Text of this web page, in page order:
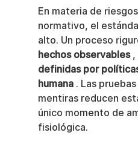
En materia de
normativo, el
alto. Un proceso
hechos observables ,
definidas por
humana . Las
mentiras reducen
único momento de
fisiológica.